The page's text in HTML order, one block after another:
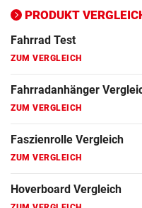
PRODUKT
ZUM VERGLEICH
Fahrrad Test
ZUM VERGLEICH
Fahrradanhänger
ZUM VERGLEICH
Faszienrolle Vergleich
ZUM VERGLEICH
Hoverboard Vergleich